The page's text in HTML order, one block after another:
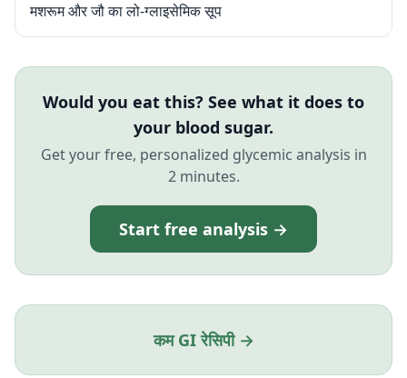
मशरूम और जौ का लो-ग्लाइसेमिक सूप
Would you eat this? See what it does to
your blood sugar.
Get your free, personalized glycemic analysis in
2 minutes.
Start free analysis →
कम GI रेसिपी →